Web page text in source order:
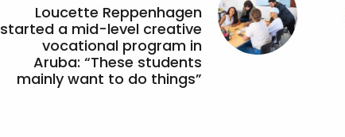
Loucette Reppenhagen
started a mid-level creative
vocational program in
Aruba: “These students
mainly want to do things”